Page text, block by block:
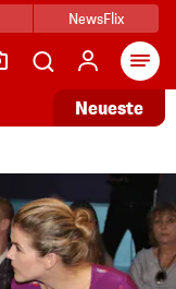
NewsFlix
Neueste